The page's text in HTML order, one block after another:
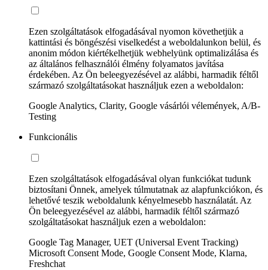
Ezen szolgáltatások elfogadásával nyomon követhetjük a
kattintási és böngészési viselkedést a weboldalunkon belül, és
anonim módon kiértékelhetjük webhelyünk optimalizálása és
az általános felhasználói élmény folyamatos javítása
érdekében. Az Ön beleegyezésével az alábbi, harmadik féltől
származó szolgáltatásokat használjuk ezen a weboldalon:
Google Analytics, Clarity, Google vásárlói vélemények, A/B-
Testing
Funkcionális
Ezen szolgáltatások elfogadásával olyan funkciókat tudunk
biztosítani Önnek, amelyek túlmutatnak az alapfunkciókon, és
lehetővé teszik weboldalunk kényelmesebb használatát. Az
Ön beleegyezésével az alábbi, harmadik féltől származó
szolgáltatásokat használjuk ezen a weboldalon:
Google Tag Manager, UET (Universal Event Tracking)
Microsoft Consent Mode, Google Consent Mode, Klarna,
Freshchat